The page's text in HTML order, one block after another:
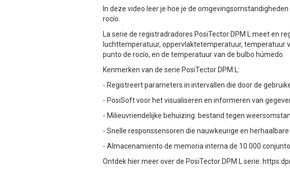
In deze video leer je hoe je de
rocío.
La serie de registradradores PosiTector DPM L meet en
luchttemperatuur, oppervlaktetemperatuur, temperatuur
punto de rocío, en de temperatuur van de bulbo húmedo.
Kenmerken van de serie PosiTector DPM L:
- Registreert parameters in intervallen die door de
- PosiSoft voor het visualiseren en informeren van
- Milieuvriendelijke behuizing: bestand tegen
- Snelle responssensoren die nauwkeurige en
- Almacenamiento de memoria interna de 10.000
Ontdek hier meer over de PosiTector DPM L serie: